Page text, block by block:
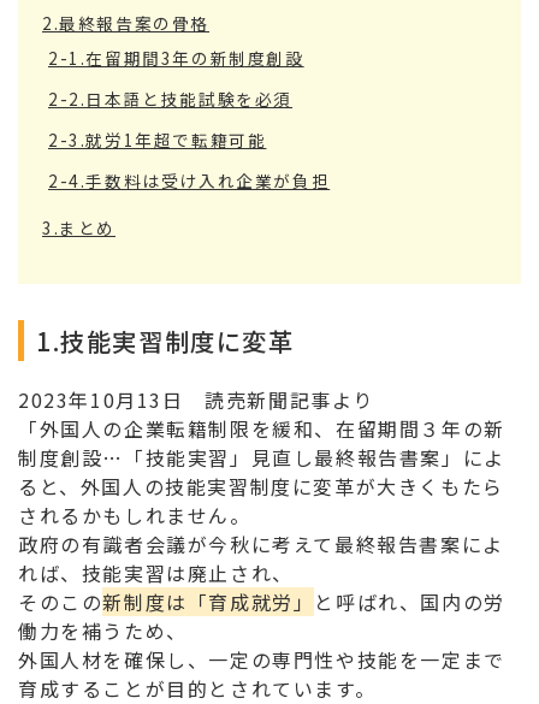
2.最終報告案の骨格
2-1.在留期間3年の新制度創設
2-2.日本語と技能試験を必須
2-3.就労1年超で転籍可能
2-4.手数料は受け入れ企業が負担
3.まとめ
1.技能実習制度に変革
2023年10月13日 読売新聞記事より
「外国人の企業転籍制限を緩和、在留期間３年の新
制度創設…「技能実習」見直し最終報告書案」によ
ると、外国人の技能実習制度に変革が大きくもたら
されるかもしれません。
政府の有識者会議が今秋に考えて最終報告書案によ
れば、技能実習は廃止され、
そのこの新制度は「育成就労」 と呼ばれ、国内の労
働力を補うため、
外国人材を確保し、一定の専門性や技能を一定まで
育成することが目的とされています。